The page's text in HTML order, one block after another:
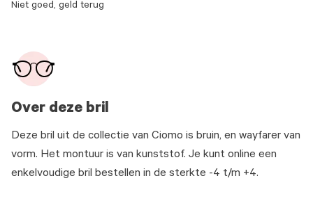
Over deze bril
Deze bril uit de collectie van Ciomo is bruin, en wayfarer van
vorm. Het montuur is van kunststof. Je kunt online een
enkelvoudige bril bestellen in de sterkte -4 t/m +4.
Niet goed, geld terug